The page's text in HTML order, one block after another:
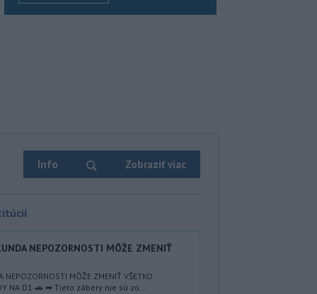
Info Zobraziť viac
NEPOZORNOSTI MÔŽE ZMENIŤ
NEPOZORNOSTI MÔŽE ZMENIŤ VŠETKO
NA D1 🚗 ➡ Tieto zábery nie sú zo...